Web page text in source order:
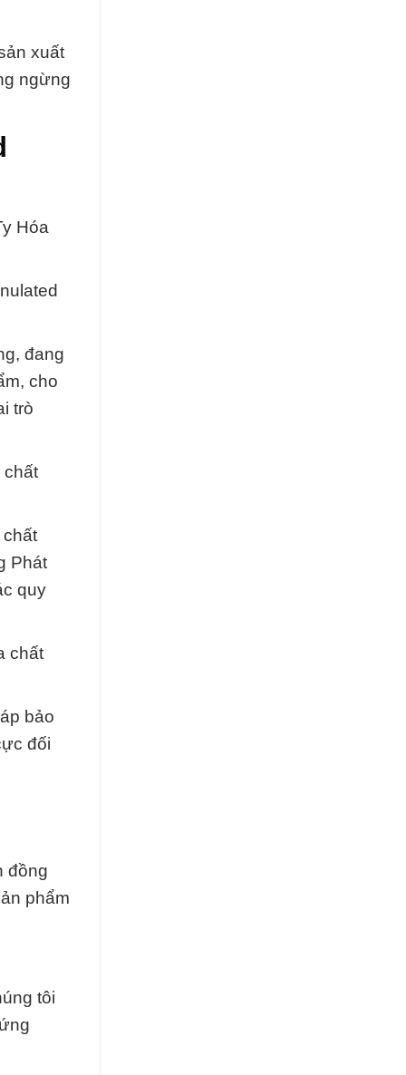
xuất
ngừng
Hóa
đang
cho
trò
chất
Phát
quy
chất
bảo
đối
đồng
phẩm
tôi